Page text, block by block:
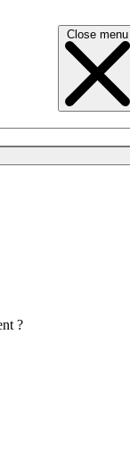
Close menu
?